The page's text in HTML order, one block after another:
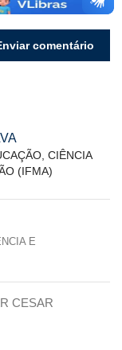
CIÊNCIA
(IFMA)
E
CESAR